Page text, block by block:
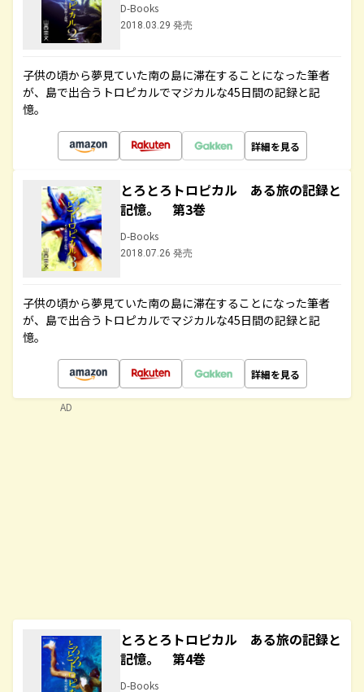
D-Books
2018.03.29 発売
子供の頃から夢見ていた南の島に滞在することになった筆者
が、島で出合うトロピカルでマジカルな45日間の記録と記
憶。
詳細を見る
とろとろトロピカル ある旅の記録と
記憶。 第3巻
D-Books
2018.07.26 発売
子供の頃から夢見ていた南の島に滞在することになった筆者
が、島で出合うトロピカルでマジカルな45日間の記録と記
憶。
詳細を見る
とろとろトロピカル ある旅の記録と
記憶。 第4巻
D-Books
AD